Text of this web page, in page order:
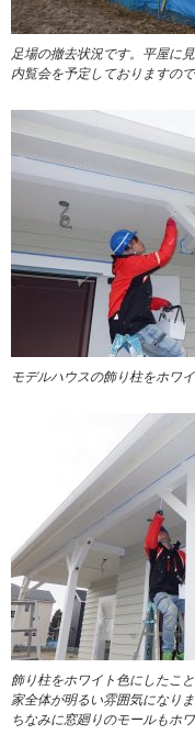
足場の撤去状況です。平屋に
内覧会を予定しておりますの
モデルハウスの飾り柱をホワ
飾り柱をホワイト色にしたこと
家全体が明るい雰囲気になり
ちなみに窓廻りのモールもホワ